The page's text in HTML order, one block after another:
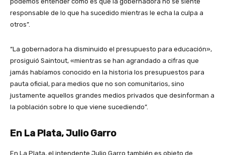
responsable de lo que ha sucedido mientras le echa la culpa a
otros”.
“La gobernadora ha disminuido el presupuesto para educación»,
prosiguió Saintout, «mientras se han agrandado a cifras que
jamás habíamos conocido en la historia los presupuestos para
pauta oficial, para medios que no son comunitarios, sino
justamente aquellos grandes medios privados que desinforman a
la población sobre lo que viene sucediendo”.
En La Plata, Julio Garro
En La Plata, el intendente Julio Garro también es objeto de